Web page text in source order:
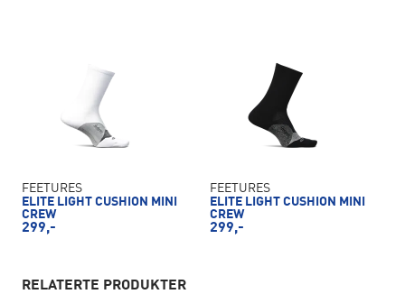
FEETURES
ELITE LIGHT CUSHION MINI
CREW
299,-
FEETURES
ELITE LIGHT CUSHION MINI
CREW
299,-
RELATERTE PRODUKTER